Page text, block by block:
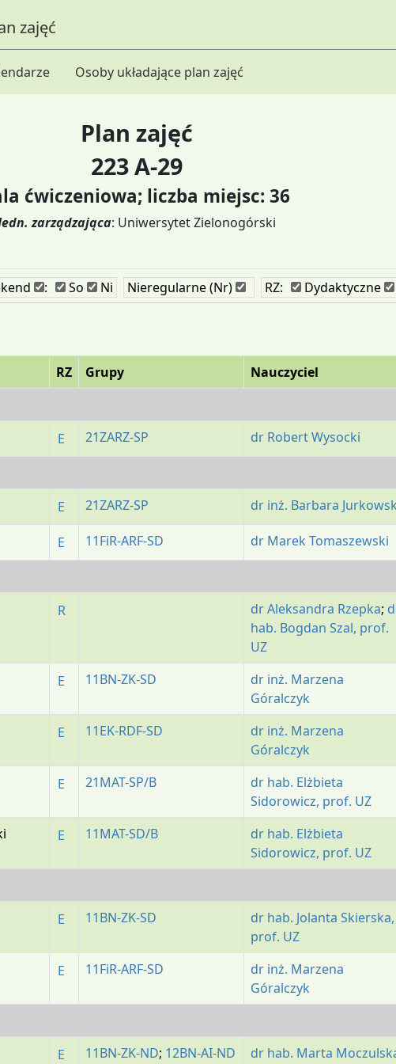
zajęć
Osoby układające plan zajęć
Plan zajęć
223 A-29
ćwiczeniowa; liczba miejsc: 36
zarządzająca: Uniwersytet Zielonogórski
: So Ni Nieregularne (Nr) RZ: Dydaktyczne
RZ Grupy Nauczyciel
E 21ZARZ-SP dr Robert Wysocki
E 21ZARZ-SP dr inż. Barbara
E 11FiR-ARF-SD dr Marek Tomaszewski
R dr Aleksandra Rzepka;
hab. Bogdan Szal, prof.
UZ
E 11BN-ZK-SD
dr inż. Marzena
Góralczyk
E 11EK-RDF-SD
dr inż. Marzena
Góralczyk
E 21MAT-SP/B
dr hab. Elżbieta
Sidorowicz, prof. UZ
E 11MAT-SD/B
dr hab. Elżbieta
Sidorowicz, prof. UZ
E 11BN-ZK-SD
dr hab. Jolanta Skierska,
prof. UZ
E 11FiR-ARF-SD
dr inż. Marzena
Góralczyk
E 11BN-ZK-ND; 12BN-AI-ND
dr hab. Marta